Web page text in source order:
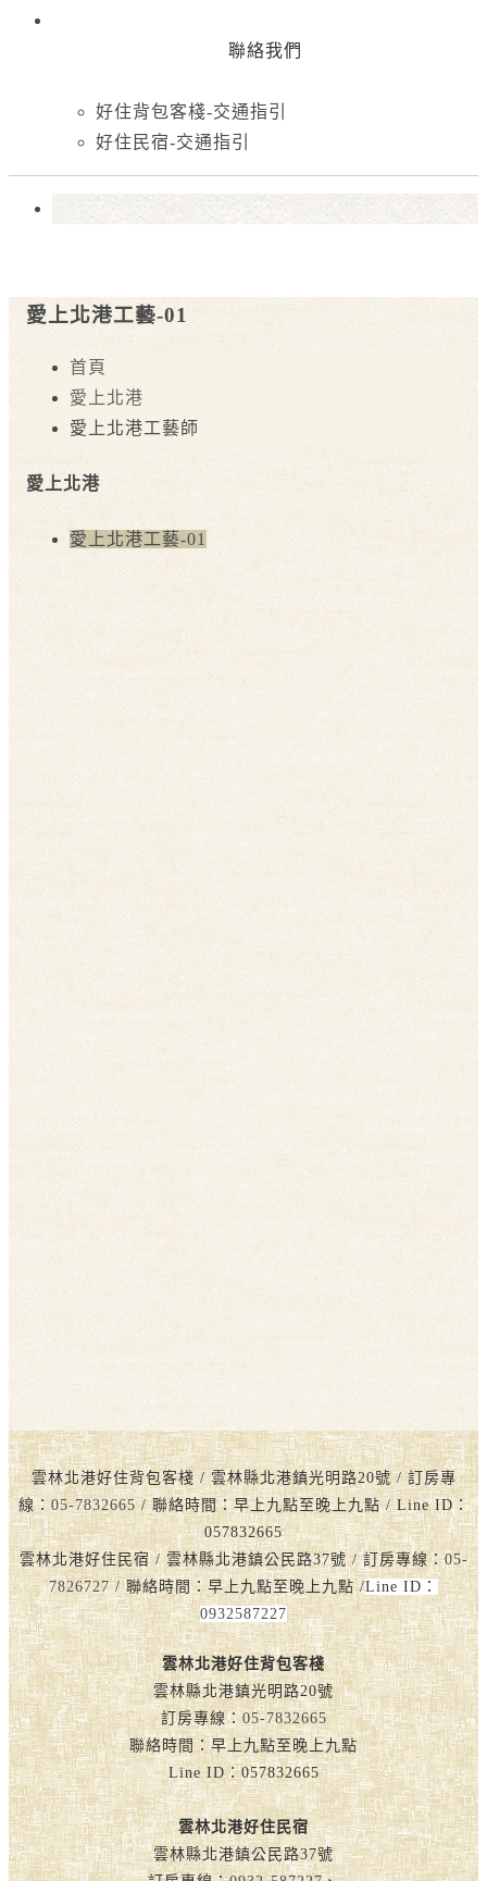
聯絡我們
好住背包客棧-交通指引
好住民宿-交通指引
愛上北港工藝-01
首頁
愛上北港
愛上北港工藝師
愛上北港
愛上北港工藝-01
雲林北港好住背包客棧 / 雲林縣北港鎮光明路20號 / 訂房專
線： 05-7832665/ 聯絡時間：早上九點至晚上九點 / Line ID：
057832665
雲林北港好住民宿 / 雲林縣北港鎮公民路37號 / 訂房專線：05-
7826727/ 聯絡時間：早上九點至晚上九點 /Line ID：
0932587227
雲林北港好住背包客棧
雲林縣北港鎮光明路20號
訂房專線：05-7832665
聯絡時間：早上九點至晚上九點
Line ID：057832665
雲林北港好住民宿
雲林縣北港鎮公民路37號